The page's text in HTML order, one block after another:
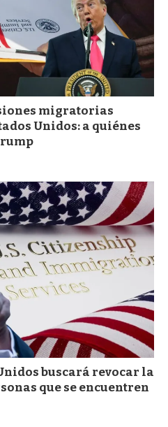
migratorias
Unidos: a quiénes
buscará revocar la
que se encuentren